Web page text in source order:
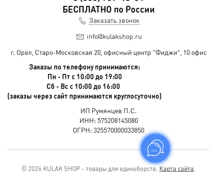
БЕСПЛАТНО по России
Заказать звонок
info@kulakshop.ru
г. Орёл, Старо-Московская 20, офисный центр "Фиджи", 10 офис
Заказы по телефону принимаются:
Пн - Пт с 10:00 до 19:00
Сб - Вс с 10:00 до 16:00
(заказы через сайт принимаются круглосуточно)
ИП Румянцев П.С.
ИНН: 575208145080
ОГРН: 325570000033850
© 2026 KULAK SHOP - товары для единоборств. Карта сайта.